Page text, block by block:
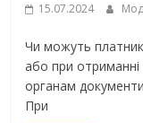
15.07.2024
Чи можуть
або при отриманні
органам
При